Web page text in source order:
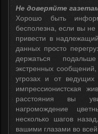
Не доверяйте
Хорошо быть
бесполезна, если вы
привести в
данных просто
держаться
экстренных
угрозах и от
импрессионистская
расстояния вы
нагромождение
несколько шагов
вашими глазами во